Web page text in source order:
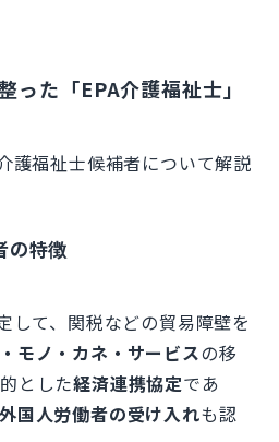
た「EPA介護福祉士」
護福祉士候補者について解説
の特徴
して、関税などの貿易障壁を
モノ・カネ・サービスの移
とした経済連携協定であ
国人労働者の受け入れも認